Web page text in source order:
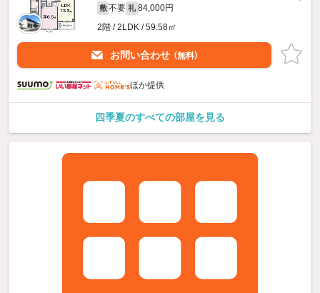
敷 不要 礼 84,000円
2階 / 2LDK / 59.58㎡
お問い合わせ （無料）
ほか提供
四季夏のすべての部屋を見る